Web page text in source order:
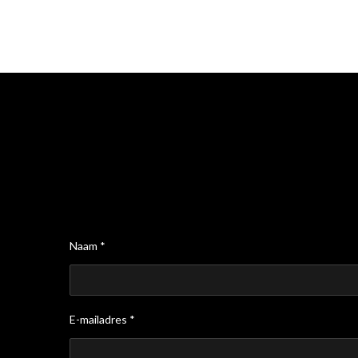
Naam *
E-mailadres *